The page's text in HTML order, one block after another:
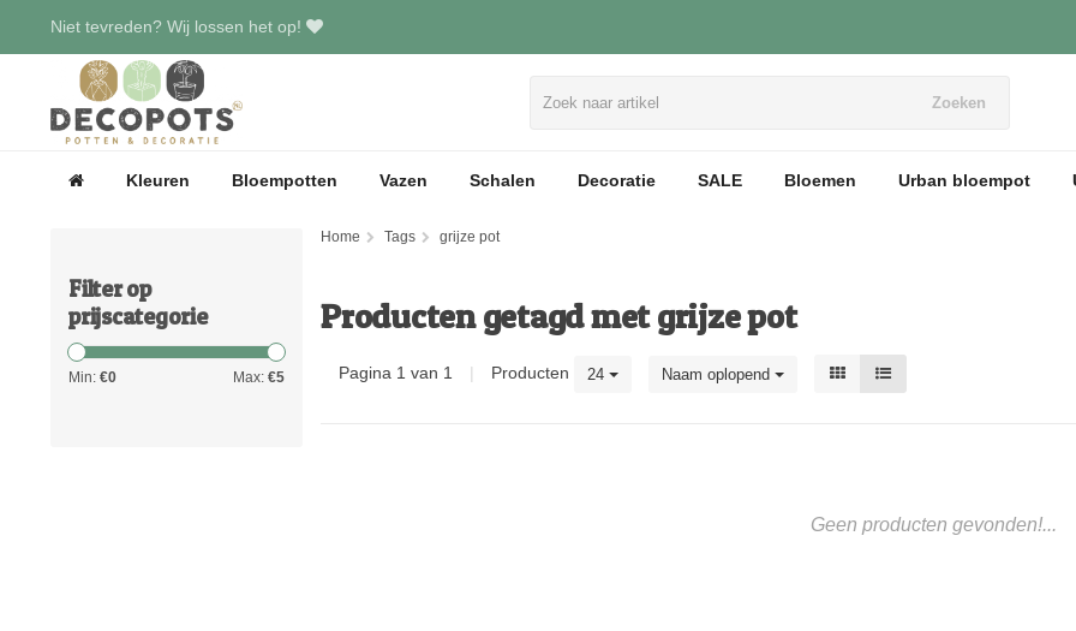
Niet tevreden? Wij lossen het op!
Zoeken
Kleuren Bloempotten Vazen Schalen Decoratie SALE Bloemen Urban bloempot
Filter op
prijscategorie
Min: €0 Max: €5
Home Tags grijze pot
Producten getagd met grijze pot
Pagina 1 van 1 | Producten 24 Naam oplopend
Geen producten gevonden!...